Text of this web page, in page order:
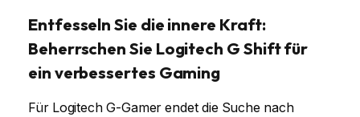
Entfesseln Sie die innere Kraft:
Beherrschen Sie Logitech G Shift für
ein verbessertes Gaming
Für Logitech G-Gamer endet die Suche nach